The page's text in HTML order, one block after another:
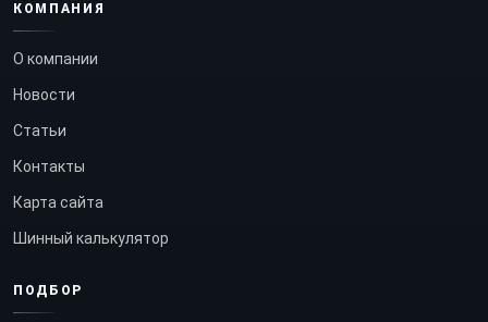
КОМПАНИЯ
О компании
Новости
Статьи
Контакты
Карта сайта
Шинный калькулятор
ПОДБОР